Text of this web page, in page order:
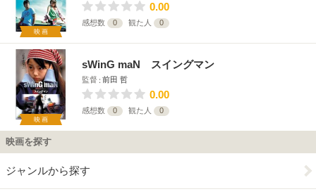
映画
0.00
感想数 0 観た人 0
映画
sWinG maN スイングマン
監督 前田 哲
0.00
感想数 0 観た人 0
映画を探す
ジャンルから探す